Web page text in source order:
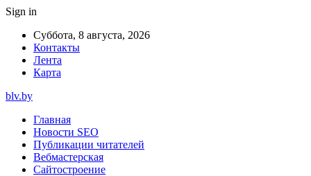
Sign in
Суббота, 8 августа, 2026
Контакты
Лента
Карта
blv.by
Главная
Новости SEO
Публикации читателей
Вебмастерская
Сайтостроение